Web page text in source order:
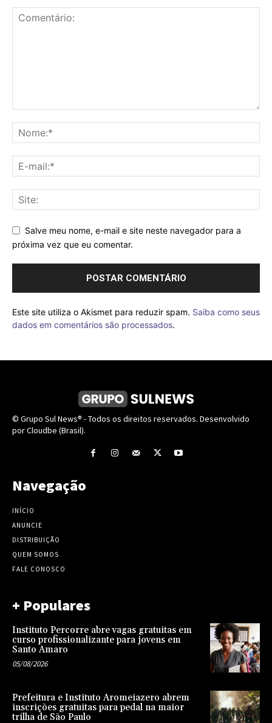
Salve meu nome, e-mail e site neste navegador para a
próxima vez que eu comentar.
Este site utiliza o Akismet para reduzir spam. Saiba como seus
dados em comentários são processados.
© Grupo Sul News® - Todos os direitos reservados. Desenvolvido
por Cloudbe (Brasil).
Navegação
INÍCIO
ANUNCIE
DISTRIBUIÇÃO
QUEM SOMOS
FALE CONOSCO
+ Populares
Instituto Percorre abre vagas gratuitas em
curso profissionalizante para jovens em
Santo Amaro
05/08/2026
Prefeitura e Instituto Aromeiazero abrem
inscrições gratuitas para pedal na maior
trilha de São Paulo